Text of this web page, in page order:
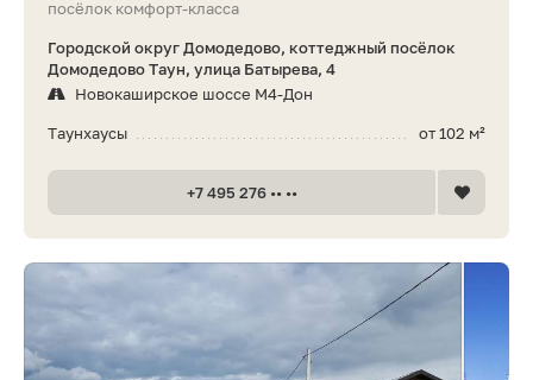
посёлок комфорт-класса
Городской округ Домодедово, коттеджный посёлок
Домодедово Таун, улица Батырева, 4
Новокаширское шоссе М4-Дон
от 102 м²
Таунхаусы
+7 495 276 •• ••